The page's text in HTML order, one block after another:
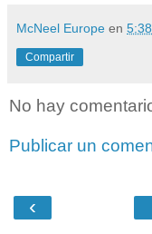
McNeel Europe en 5:38
Compartir
No hay
Publicar un
‹